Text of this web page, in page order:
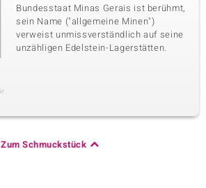
Bundesstaat Minas Gerais ist berühmt,
sein Name ("allgemeine Minen")
verweist unmissverständlich auf seine
unzähligen Edelstein-Lagerstätten.
Zum Schmuckstück